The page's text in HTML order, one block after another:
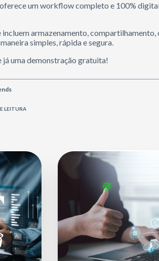
um workflow completo e 100%
incluem armazenamento,
simples, rápida e segura.
já uma demonstração gratuita!
LEITURA